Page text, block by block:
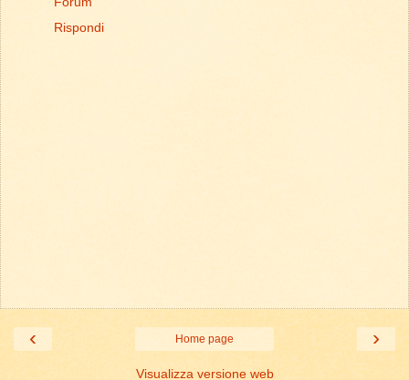
Rispondi
‹ ›
Home page
Visualizza versione web